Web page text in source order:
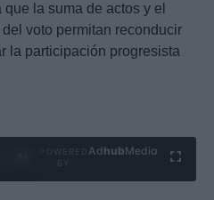
la suma de actos y el
voto permitan reconducir
la participación progresista
Ad hubMedia